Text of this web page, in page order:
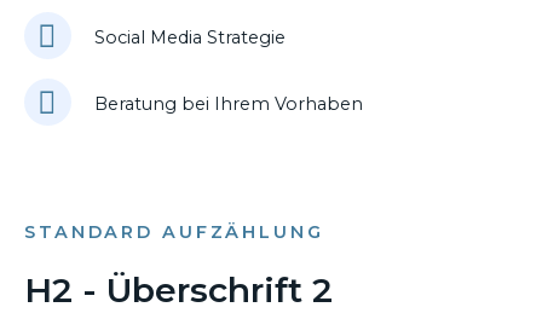
Social Media Strategie
Beratung bei Ihrem Vorhaben
STANDARD AUFZÄHLUNG
H2 - Überschrift 2